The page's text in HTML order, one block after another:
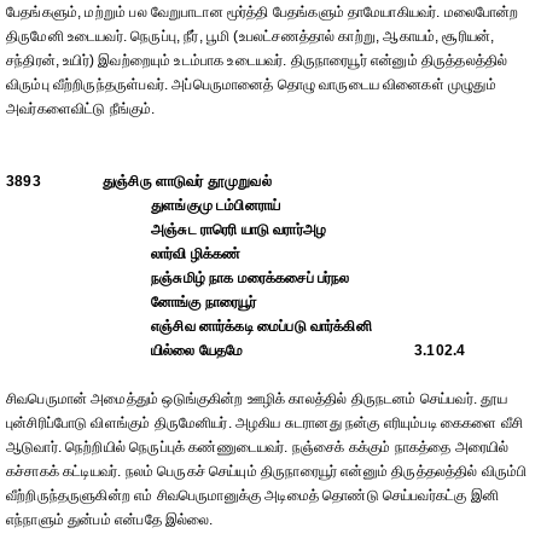
பேதங்களும், மற்றும் பல வேறுபாடான மூர்த்தி பேதங்களும் தாமேயாகியவர். மலைபோன்ற
திருமேனி உடையவர். நெருப்பு, நீர், பூமி (உபலட்சணத்தால் காற்று, ஆகாயம், சூரியன்,
சந்திரன், உயிர்) இவற்றையும் உடம்பாக உடையவர். திருநாரையூர் என்னும் திருத்தலத்தில்
விரும்பு வீற்றிருந்தருள்பவர். அப்பெருமானைத் தொழு வாருடைய வினைகள் முழுதும்
அவர்களைவிட்டு நீங்கும்.
3893
துஞ்சிரு ளாடுவர் தூமுறுவல்
துளங்குமு டம்பினராய்
அஞ்சுட ராரெரி யாடு வரார்அழ
லார்வி ழிக்கண்
நஞ்சுமிழ் நாக மரைக்கசைப் பர்நல
னோங்கு நாரையூர்
எஞ்சிவ னார்க்கடி மைப்படு வார்க்கினி
யில்லை யேதமே
3.102.4
சிவபெருமான் அமைத்தும் ஒடுங்குகின்ற ஊழிக் காலத்தில் திருநடனம் செய்பவர். தூய
புன்சிரிப்போடு விளங்கும் திருமேனியர். அழகிய சுடரானது நன்கு எரியும்படி கைகளை வீசி
ஆடுவார். நெற்றியில் நெருப்புக் கண்ணுடையவர். நஞ்சைக் கக்கும் நாகத்தை அரையில்
கச்சாகக் கட்டியவர். நலம் பெருகச் செய்யும் திருநாரையூர் என்னும் திருத்தலத்தில் விரும்பி
வீற்றிருந்தருளுகின்ற எம் சிவபெருமானுக்கு அடிமைத் தொண்டு செய்பவர்கட்கு இனி
எந்நாளும் துன்பம் என்பதே இல்லை.